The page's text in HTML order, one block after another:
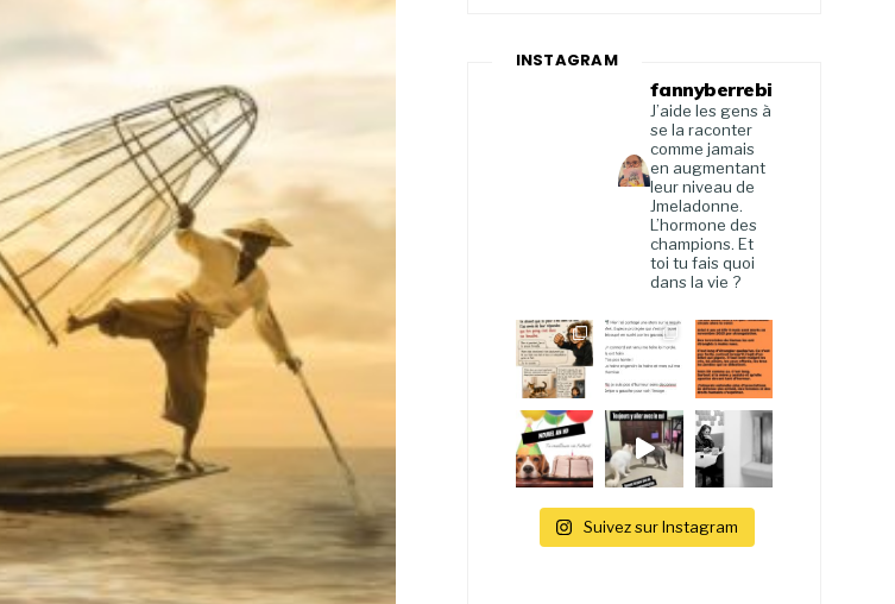
INSTAGRAM
fannyberrebi
J’aide les gens à
se la raconter
comme jamais
en augmentant
leur niveau de
Jmeladonne.
L’hormone des
champions. Et
toi tu fais quoi
dans la vie ?
Suivez sur Instagram